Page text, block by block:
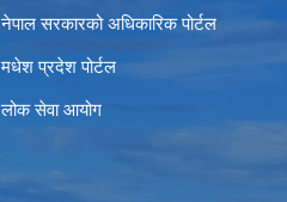
नेपाल सरकारको अधिकारिक पोर्टल
मधेश प्रदेश पोर्टल
लोक सेवा आयोग